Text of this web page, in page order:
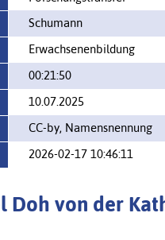
Schumann
Erwachsenenbildung
00:21:50
10.07.2025
CC-by, Namensnennung
2026-02-17 10:46:11
Doh von der